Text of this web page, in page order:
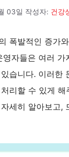
03일 작성자: 건강
폭발적인 증가
영자들은 여러
습니다. 이러한
리할 수 있게
세히 알아보고,